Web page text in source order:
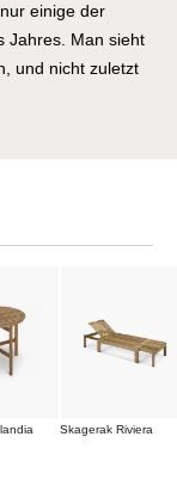
einige der
Jahres. Man sieht
und nicht zuletzt
Sie hier, wie
Skagerak
etwas, dass nicht
Skagerak Riviera